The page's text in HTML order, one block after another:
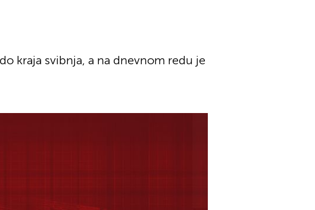
kraja svibnja, a na dnevnom redu je